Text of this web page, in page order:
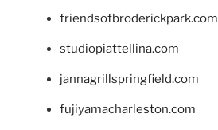
friendsofbroderickpark.com
studiopiattellina.com
jannagrillspringfield.com
fujiyamacharleston.com